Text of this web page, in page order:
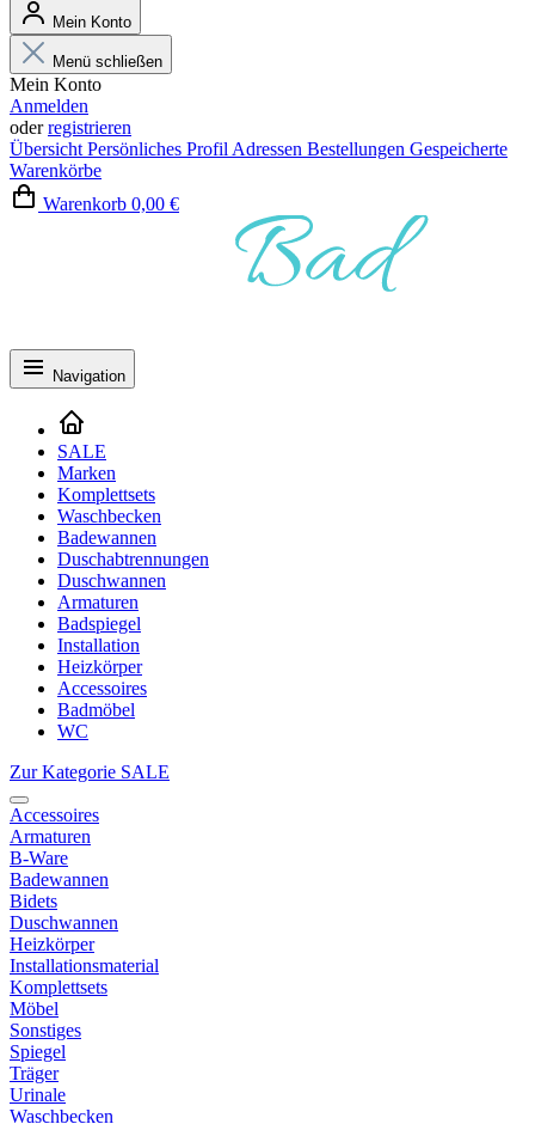
Mein Konto
Menü schließen
Mein Konto
Anmelden
oderregistrieren
Übersicht Persönliches Profil Adressen Bestellungen Gespeicherte
Warenkörbe
Warenkorb 0,00 €
Navigation
SALE
Marken
Komplettsets
Waschbecken
Badewannen
Duschabtrennungen
Duschwannen
Armaturen
Badspiegel
Installation
Heizkörper
Accessoires
Badmöbel
WC
Zur Kategorie SALE
Accessoires
Armaturen
B-Ware
Badewannen
Bidets
Duschwannen
Heizkörper
Installationsmaterial
Komplettsets
Möbel
Sonstiges
Spiegel
Träger
Urinale
Waschbecken